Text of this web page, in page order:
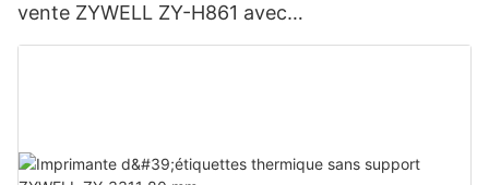
vente ZYWELL ZY-H861 avec
USB+LAN/USB+WIFI/BT (en option) Noir